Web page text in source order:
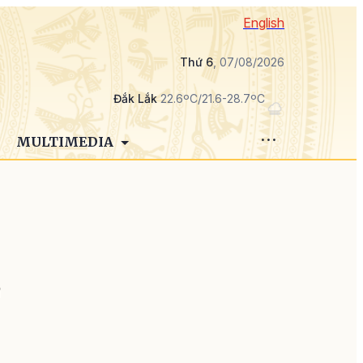
English
Thứ 6, 07/08/2026
Đắk Lắk22.6ºC/21.6-28.7ºC
MULTIMEDIA